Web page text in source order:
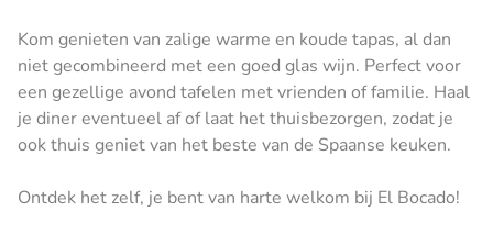
Kom genieten van zalige warme en koude tapas, al dan
niet gecombineerd met een goed glas wijn. Perfect voor
een gezellige avond tafelen met vrienden of familie. Haal
je diner eventueel af of laat het thuisbezorgen, zodat je
ook thuis geniet van het beste van de Spaanse keuken.
Ontdek het zelf, je bent van harte welkom bij El Bocado!